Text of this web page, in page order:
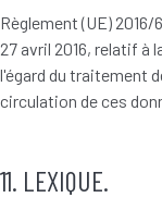
Règlement (UE)
27 avril 2016, relatif à
l'égard du traitement
circulation de ces
11. LEXIQUE.